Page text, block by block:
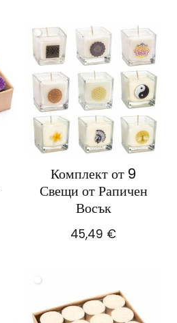
Комплект от 9
Свещи от Рапичен
Восък
45,49 €